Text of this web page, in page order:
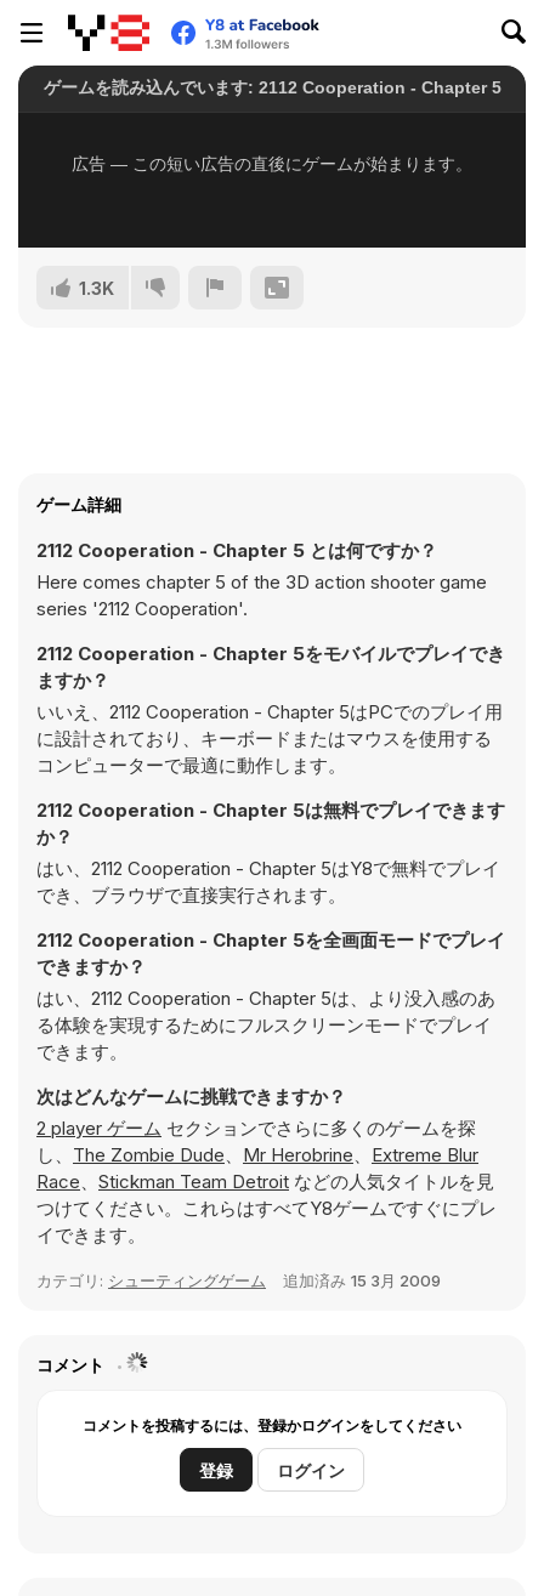
1.3K
ゲーム詳細
2112 Cooperation - Chapter 5 とは何ですか？
Here comes chapter 5 of the 3D action shooter game
series '2112 Cooperation'.
2112 Cooperation - Chapter 5をモバイルでプレイでき
ますか？
いいえ、2112 Cooperation - Chapter 5はPCでのプレイ用
に設計されており、キーボードまたはマウスを使用する
コンピューターで最適に動作します。
2112 Cooperation - Chapter 5は無料でプレイできます
か？
はい、2112 Cooperation - Chapter 5はY8で無料でプレイ
でき、ブラウザで直接実行されます。
2112 Cooperation - Chapter 5を全画面モードでプレイ
できますか？
はい、2112 Cooperation - Chapter 5は、より没入感のあ
る体験を実現するためにフルスクリーンモードでプレイ
できます。
次はどんなゲームに挑戦できますか？
2 player ゲーム セクションでさらに多くのゲームを探
し、 The Zombie Dude、 Mr Herobrine、 Extreme Blur
Race、 Stickman Team Detroit などの人気タイトルを見
つけてください。これらはすべてY8ゲームですぐにプレ
イできます。
カテゴリ: シューティングゲーム 追加済み 15 3月 2009
コメント
コメントを投稿するには、登録かログインをしてください
登録 ログイン